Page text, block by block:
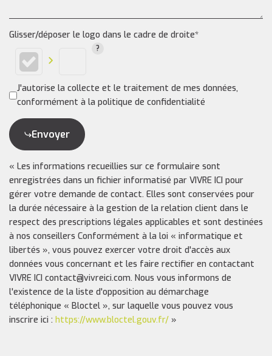
Glisser/déposer le logo dans le cadre de droite*
J'autorise la collecte et le traitement de mes données,
conformément à la politique de confidentialité
Envoyer
« Les informations recueillies sur ce formulaire sont
enregistrées dans un fichier informatisé par VIVRE ICI pour
gérer votre demande de contact. Elles sont conservées pour
la durée nécessaire à la gestion de la relation client dans le
respect des prescriptions légales applicables et sont destinées
à nos conseillers Conformément à la loi « informatique et
libertés », vous pouvez exercer votre droit d'accès aux
données vous concernant et les faire rectifier en contactant
VIVRE ICI contact@vivreici.com. Nous vous informons de
l'existence de la liste d'opposition au démarchage
téléphonique « Bloctel », sur laquelle vous pouvez vous
inscrire ici : https://www.bloctel.gouv.fr/ »